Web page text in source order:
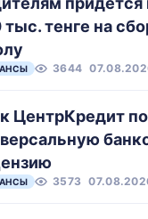
тыс. тенге на
3644
ЦентрКредит
3573